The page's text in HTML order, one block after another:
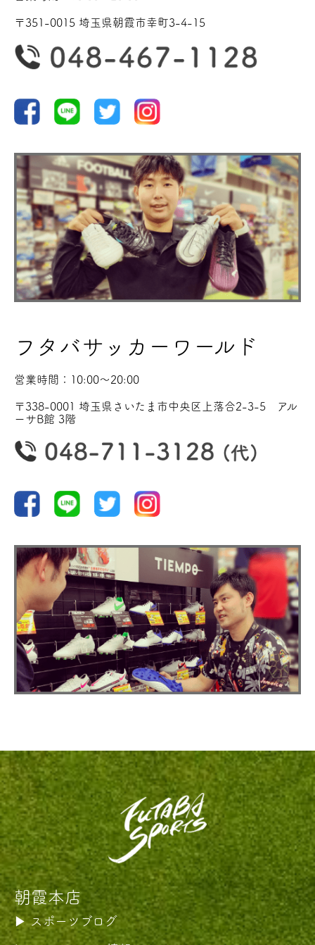
〒351-0015 埼玉県朝霞市幸町3-4-15
フタバサッカーワールド
営業時間：10:00〜20:00
〒338-0001 埼玉県さいたま市中央区上落合2-3-5 アル
ーサB館 3階
朝霞本店
スポーツブログ